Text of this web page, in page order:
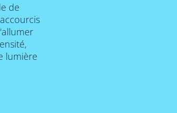
de
lumière